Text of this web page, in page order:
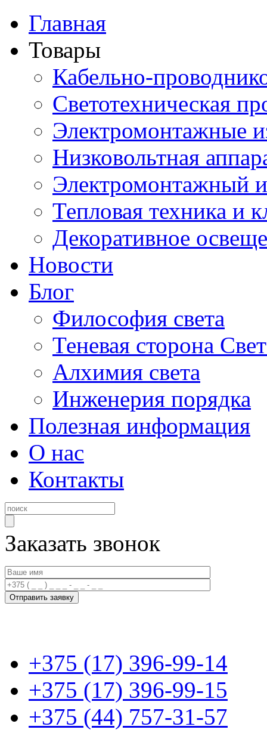
Главная
Товары
Кабельно-
Светотехническая
Электромонтажные
Низковольтная
Электромонтажный
Тепловая техника и
Декоративное
Новости
Блог
Философия света
Теневая сторона
Алхимия света
Инженерия порядка
Полезная информация
О нас
Контакты
Заказать звонок
+375 (17) 396-99-14
+375 (17) 396-99-15
+375 (44) 757-31-57